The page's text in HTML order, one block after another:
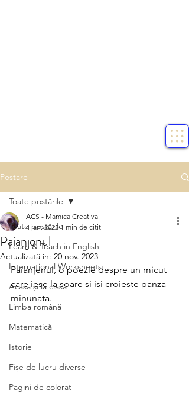
Postare
Toate postările
Learn & Teach in English
International Worksheets
Acasă și la clasă
Limba română
Matematică
Istorie
Fișe de lucru diverse
Pagini de colorat
Toate postările
Paianjenul
ACS - Mamica Creativa
4 ian. 2022 1 min de citit
Actualizată în: 20 nov. 2023
Paianjenul, o poezie despre un micut
care iese la soare si isi croieste panza
minunata.